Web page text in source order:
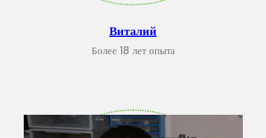
Виталий
Более 18 лет опыта